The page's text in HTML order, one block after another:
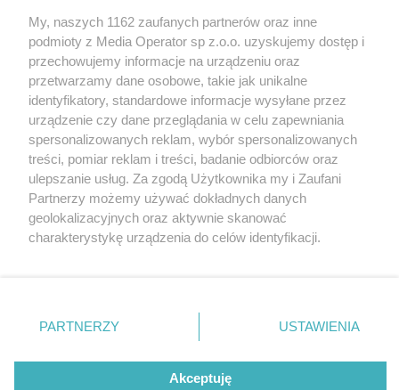
4 / 0
Wydawca mediów lokalnych
Nie zapomnij
zapoznać się z:
polityką prywatności regulamin korzystania z portali
Twojemiasto
Piekary Śląskie
Chorzów
Tarnowskie Góry
Gliwice
Skontakuj sięz nami
Kontakt
Wydawca
Redakcja
My, naszych 1162 zaufanych partnerów oraz inne
podmioty z Media Operator sp z.o.o. uzyskujemy dostęp i
przechowujemy informacje na urządzeniu oraz
przetwarzamy dane osobowe, takie jak unikalne
identyfikatory, standardowe informacje wysyłane przez
urządzenie czy dane przeglądania w celu zapewniania
spersonalizowanych reklam, wybór spersonalizowanych
treści, pomiar reklam i treści, badanie odbiorców oraz
ulepszanie usług. Za zgodą Użytkownika my i Zaufani
Partnerzy możemy używać dokładnych danych
geolokalizacyjnych oraz aktywnie skanować
charakterystykę urządzenia do celów identyfikacji.
zmienić/wycofać klikając przycisk ustawień prywatności
znajdujący się w lewym dolnym rogu strony
rodzaje przetwarzania danych nie wymagają zgody
użytkownika, ale masz prawo sprzeciwić się takiemu
PARTNERZY USTAWIENIA
Akceptuję